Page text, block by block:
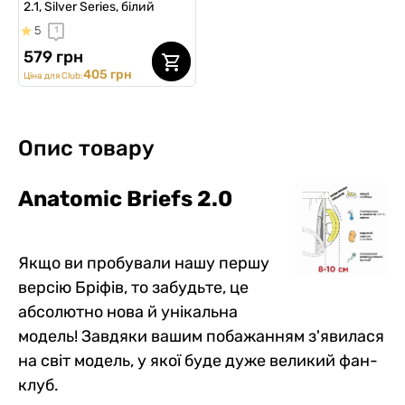
2.1, Silver Series, білий
5 1
579 грн
Ціна для Club:405 грн
Опис товару
Anatomic Briefs 2.0
Якщо ви пробували нашу першу
версію Бріфів, то забудьте, це
абсолютно нова й унікальна
модель! Завдяки вашим побажанням з'явилася
на світ модель, у якої буде дуже великий фан-
клуб.